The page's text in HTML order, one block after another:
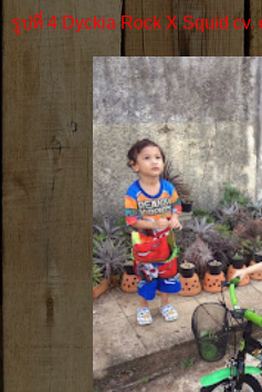
รูปที่ 4 Dyckia Rock X Squid